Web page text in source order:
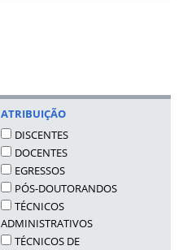
ATRIBUIÇÃO
DISCENTES
DOCENTES
EGRESSOS
PÓS-DOUTORANDOS
TÉCNICOS
ADMINISTRATIVOS
TÉCNICOS DE